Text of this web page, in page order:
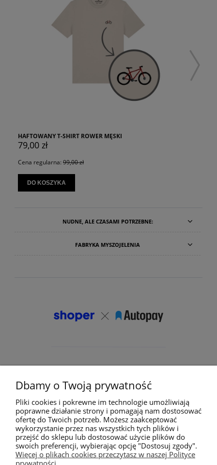
HAFTOWANY T-SHIRT ROWER MĘSKI
79,00 zł
Cena regularna: 99,00 zł
DO KOSZYKA
NUDNE, ALE CZASAMI POTRZEBNE:
FABRYKA MYSZOJELENIA
Dbamy o Twoją prywatność
Pliki cookies i pokrewne im technologie umożliwiają
poprawne działanie strony i pomagają nam dostosować
ofertę do Twoich potrzeb. Możesz zaakceptować
wykorzystanie przez nas wszystkich tych plików i
przejść do sklepu lub dostosować użycie plików do
swoich preferencji, wybierając opcję "Dostosuj zgody".
Więcej o plikach cookies przeczytasz w naszej Polityce
prywatności.